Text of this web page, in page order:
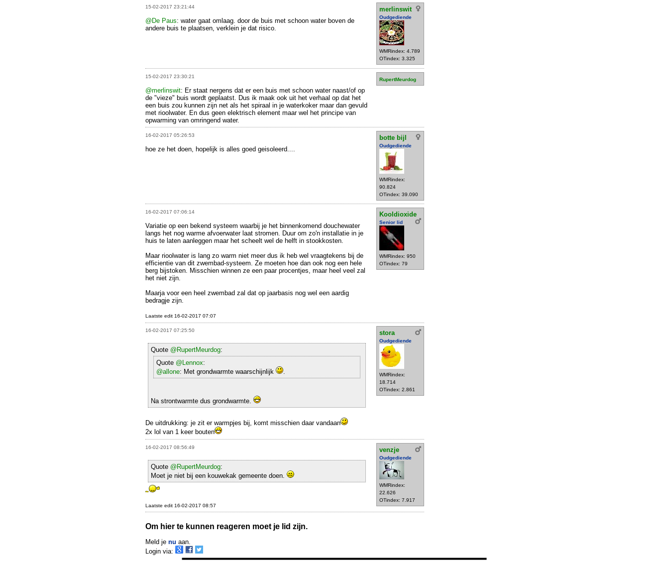
15-02-2017 23:21:44 merlinswit
Oudgediende
WMRindex: 4.789
OTindex: 3.325
@De Paus: water gaat omlaag. door de buis met schoon water boven de
andere buis te plaatsen, verklein je dat risico.
15-02-2017 23:30:21
RupertMeurdog
@merlinswit: Er staat nergens dat er een buis met schoon water naast/of op
de "vieze" buis wordt geplaatst. Dus ik maak ook uit het verhaal op dat het
een buis zou kunnen zijn net als het spiraal in je waterkoker maar dan gevuld
met rioolwater. En dus geen elektrisch element maar wel het principe van
opwarming van omringend water.
16-02-2017 05:26:53 botte bijl
Oudgediende
WMRindex:
90.824
OTindex: 39.090
hoe ze het doen, hopelijk is alles goed geisoleerd....
16-02-2017 07:06:14 Kooldioxide
Senior lid
WMRindex: 950
OTindex: 79
Variatie op een bekend systeem waarbij je het binnenkomend douchewater
langs het nog warme afvoerwater laat stromen. Duur om zo'n installatie in je
huis te laten aanleggen maar het scheelt wel de helft in stookkosten.
Maar rioolwater is lang zo warm niet meer dus ik heb wel vraagtekens bij de
efficientie van dit zwembad-systeem. Ze moeten hoe dan ook nog een hele
berg bijstoken. Misschien winnen ze een paar procentjes, maar heel veel zal
het niet zijn.
Maarja voor een heel zwembad zal dat op jaarbasis nog wel een aardig
bedragje zijn.
Laatste edit 16-02-2017 07:07
16-02-2017 07:25:50 stora
Oudgediende
WMRindex:
18.714
OTindex: 2.861
Quote @RupertMeurdog:
Quote @Lennox:
@allone: Met grondwarmte waarschijnlijk .
Na strontwarmte dus grondwarmte.
De uitdrukking: je zit er warmpjes bij, komt misschien daar vandaan
2x lol van 1 keer bouten
16-02-2017 08:56:49 venzje
Oudgediende
WMRindex:
22.626
OTindex: 7.917
Quote @RupertMeurdog:
Moet je niet bij een kouwekak gemeente doen.
Laatste edit 16-02-2017 08:57
Om hier te kunnen reageren moet je lid zijn.
Meld je nu aan.
Login via: